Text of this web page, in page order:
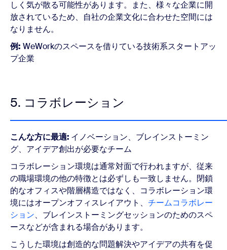
しく気が散る可能性があります。また、様々な企業に開
放されているため、自社の企業文化に合わせた空間には
なりません。
例: WeWorkのスペースを借りている技術系スタートアッ
プ企業
5. コラボレーション
こんな方に最適: イノベーション、ブレインストーミン
グ、アイデア創出が必要なチーム
コラボレーション環境は通常対面で行われますが、従来
の職場環境の他の特徴とは必ずしも一致しません。閉鎖
的なオフィスや階層構造ではなく、コラボレーション環
境にはオープンオフィスレイアウト、 チームコラボレー
ション、ブレインストーミングセッションのためのスペ
ースなどが含まれる場合があります。
こうした環境は創造的な問題解決やアイデアの共有を促